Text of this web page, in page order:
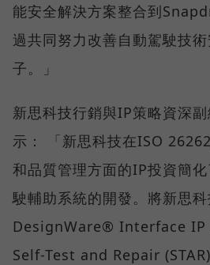
能安全解決方案整合到
過共同努力改善自動駕駛技
子。」
新思科技行銷與IP策略資深
示： 「新思科技在ISO
和品質管理方面的IP投資簡
駛輔助系統的開發。將新思
DesignWare® Interface IP
Self-Test and Repair